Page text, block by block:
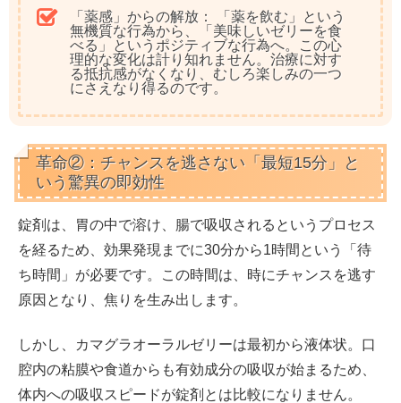
「薬感」からの解放：
「薬を飲む」という
無機質な行為から、「美味しいゼリーを食
べる」というポジティブな行為へ。この心
理的な変化は計り知れません。治療に対す
る抵抗感がなくなり、むしろ楽しみの一つ
にさえなり得るのです。
革命②：チャンスを逃さない「最短15分」と
いう驚異の即効性
錠剤は、胃の中で溶け、腸で吸収されるというプロセス
を経るため、効果発現までに30分から1時間という「待
ち時間」が必要です。この時間は、時にチャンスを逃す
原因となり、焦りを生み出します。
しかし、カマグラオーラルゼリーは最初から液体状。口
腔内の粘膜や食道からも有効成分の吸収が始まるため、
体内への吸収スピードが錠剤とは比較になりません。